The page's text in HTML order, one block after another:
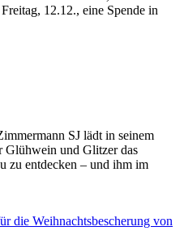
12.12., eine Spende in
SJ lädt in seinem
Glühwein und Glitzer das
zu entdecken – und ihm im